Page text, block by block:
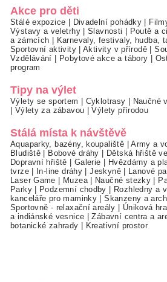
Akce pro děti
Stálé expozice Divadelní pohádky
Výstavy a veletrhy|Slavnosti Poutě a
a zámcích
Karnevaly, festivaly, hudba,
Sportovní aktivity|Aktivity v přírodě |
Vzdělávání
Pobytové akce a tábory
program
Tipy na výlet
Výlety se sportem Cyklotrasy Naučné
Výlety za zábavou |Výlety přírodou
Stálá místa k návštěvě
Aquaparky, bazény, koupaliště |Army a
Bludiště
Bobové dráhy Dětská hřiště
Dopravní hřiště
Galerie Hvězdárny a
tvrze| In-line dráhy |Jeskyně| Lanové
Laser Game
Muzea| Naučné stezky
Parky| Podzemní chodby Rozhledny a
kanceláře pro maminky |Skanzeny a
Sportovně - relaxační areály
Úniková hra
a indiánské vesnice |Zábavní centra a
botanické zahrady
Kreativní prostor